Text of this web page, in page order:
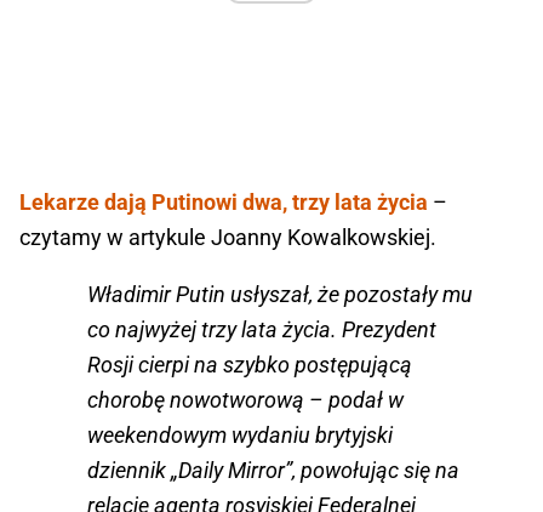
Lekarze dają Putinowi dwa, trzy lata życia –
czytamy w artykule Joanny Kowalkowskiej.
Władimir Putin usłyszał, że pozostały mu
co najwyżej trzy lata życia. Prezydent
Rosji cierpi na szybko postępującą
chorobę nowotworową – podał w
weekendowym wydaniu brytyjski
dziennik „Daily Mirror”, powołując się na
relację agenta rosyjskiej Federalnej